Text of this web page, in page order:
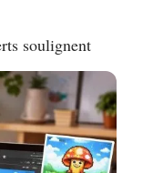
soulignent